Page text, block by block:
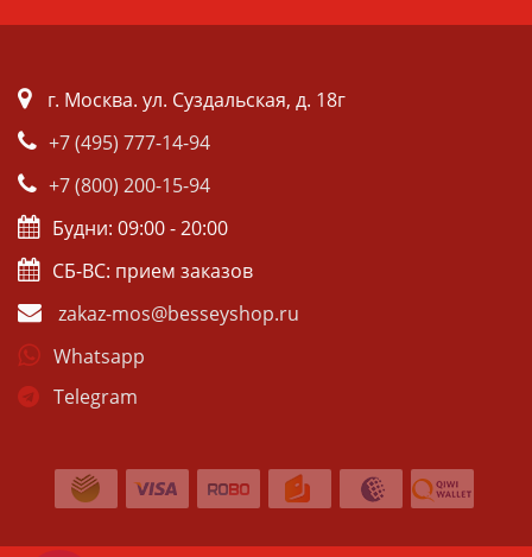
г. Москва. ул. Суздальская, д. 18г
+7 (495) 777-14-94
+7 (800) 200-15-94
Будни: 09:00 - 20:00
СБ-ВС: прием заказов
zakaz-mos@besseyshop.ru
Whatsapp
Telegram